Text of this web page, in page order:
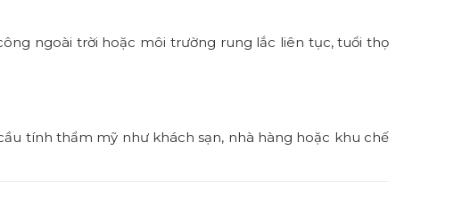
ngoài trời hoặc môi trường rung lắc liên tục, tuổi thọ
tính thẩm mỹ như khách sạn, nhà hàng hoặc khu chế